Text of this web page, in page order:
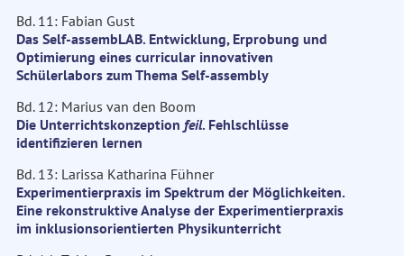
Bd. 11: Fabian Gust
Das Self-assembLAB. Entwicklung, Erprobung und
Optimierung eines curricular innovativen
Schülerlabors zum Thema Self-assembly
Bd. 12: Marius van den Boom
Die Unterrichtskonzeption feil. Fehlschlüsse
identifizieren lernen
Bd. 13: Larissa Katharina Fühner
Experimentierpraxis im Spektrum der Möglichkeiten.
Eine rekonstruktive Analyse der Experimentierpraxis
im inklusionsorientierten Physikunterricht